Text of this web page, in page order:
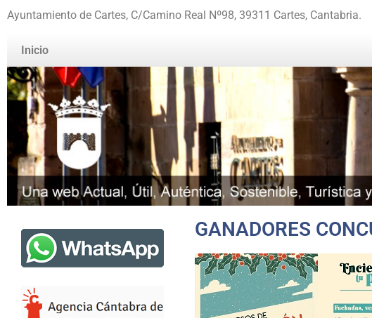
Ayuntamiento de Cartes, C/Camino Real Nº98, 39311 Cartes, Cantabria.
Inicio
GANADORES